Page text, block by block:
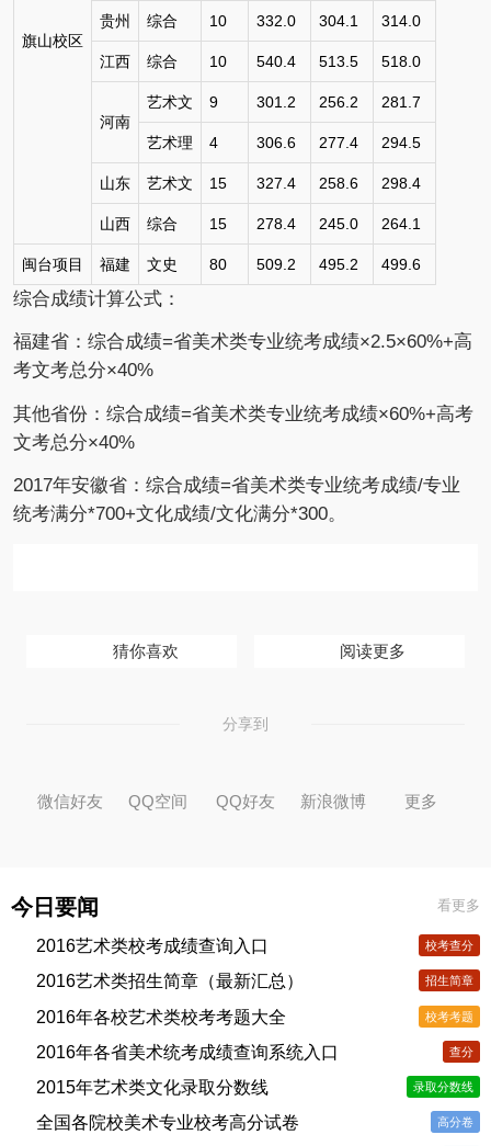
旗山校区
贵州 综合 10 332.0 304.1 314.0
江西 综合 10 540.4 513.5 518.0
河南
艺术文 9 301.2 256.2 281.7
艺术理 4 306.6 277.4 294.5
山东 艺术文 15 327.4 258.6 298.4
山西 综合 15 278.4 245.0 264.1
闽台项目 福建 文史 80 509.2 495.2 499.6
综合成绩计算公式：
福建省：综合成绩=省美术类专业统考成绩×2.5×60%+高
考文考总分×40%
其他省份：综合成绩=省美术类专业统考成绩×60%+高考
文考总分×40%
2017年安徽省：综合成绩=省美术类专业统考成绩/专业
统考满分*700+文化成绩/文化满分*300。
猜你喜欢 阅读更多
分享到
微信好友 QQ空间 QQ好友 新浪微博 更多
看更多
今日要闻
校考查分
2016艺术类校考成绩查询入口
招生简章
2016艺术类招生简章（最新汇总）
校考考题
2016年各校艺术类校考考题大全
查分
2016年各省美术统考成绩查询系统入口
录取分数线
2015年艺术类文化录取分数线
高分卷
全国各院校美术专业校考高分试卷